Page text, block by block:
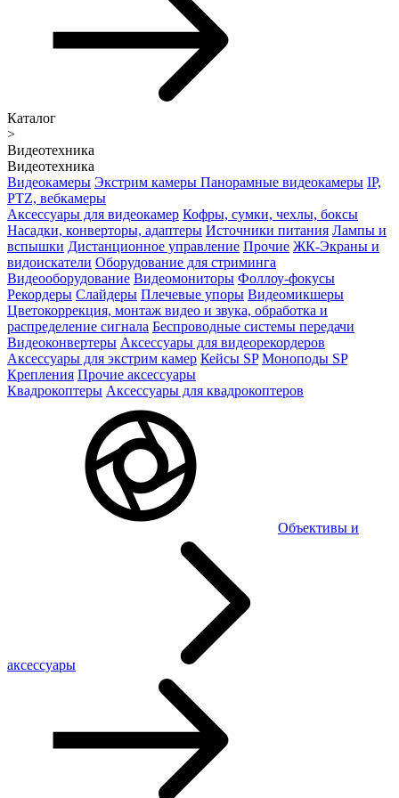
Каталог
>
Видеотехника
Видеотехника
Видеокамеры Экстрим камеры Панорамные видеокамеры IP,
PTZ, вебкамеры
Аксессуары для видеокамер Кофры, сумки, чехлы, боксы
Насадки, конверторы, адаптеры Источники питания Лампы и
вспышки Дистанционное управление Прочие ЖК-Экраны и
видоискатели Оборудование для стриминга
Видеооборудование Видеомониторы Фоллоу-фокусы
Рекордеры Слайдеры Плечевые упоры Видеомикшеры
Цветокоррекция, монтаж видео и звука, обработка и
распределение сигнала Беспроводные системы передачи
Видеоконвертеры Аксессуары для видеорекордеров
Аксессуары для экстрим камер Кейсы SP Моноподы SP
Крепления Прочие аксессуары
Квадрокоптеры Аксессуары для квадрокоптеров
Объективы и
аксессуары